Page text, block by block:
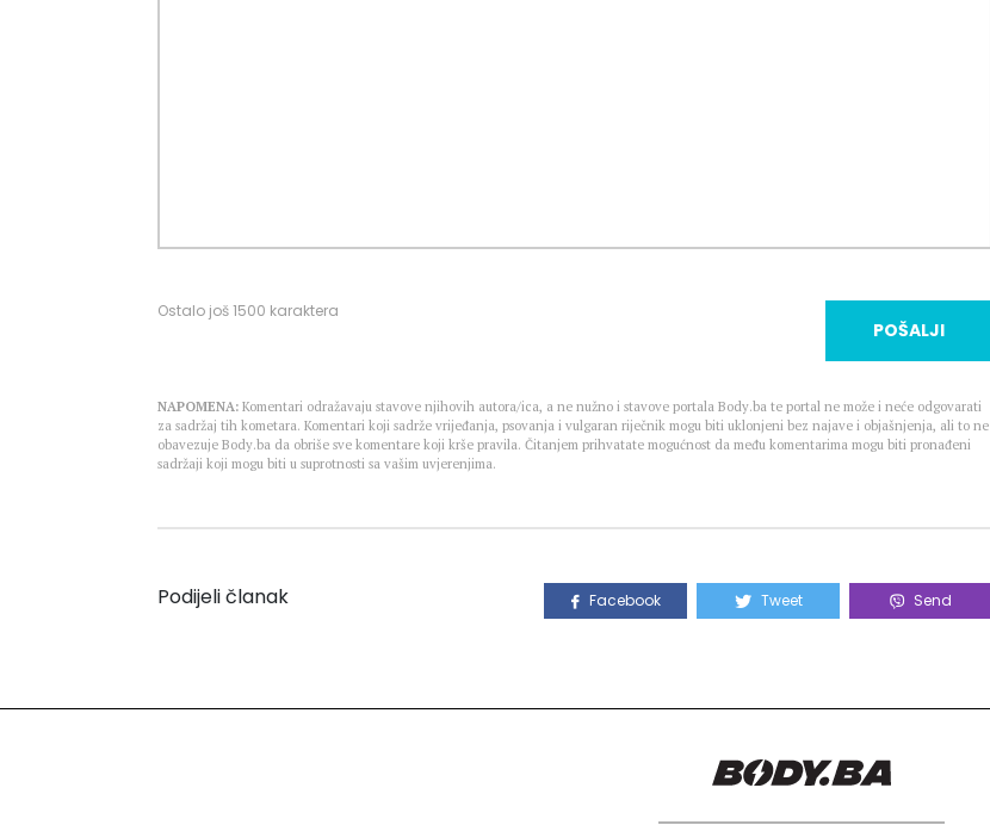
Ostalo još1500 karaktera
POŠALJI
NAPOMENA: Komentari odražavaju stavove njihovih autora/ica, a ne nužno i stavove portala Body.ba te portal ne može i neće odgovarati
za sadržaj tih kometara. Komentari koji sadrže vrijeđanja, psovanja i vulgaran riječnik mogu biti uklonjeni bez najave i objašnjenja, ali to ne
obavezuje Body.ba da obriše sve komentare koji krše pravila. Čitanjem prihvatate mogućnost da među komentarima mogu biti pronađeni
sadržaji koji mogu biti u suprotnosti sa vašim uvjerenjima.
Podijeli članak Facebook Tweet Send